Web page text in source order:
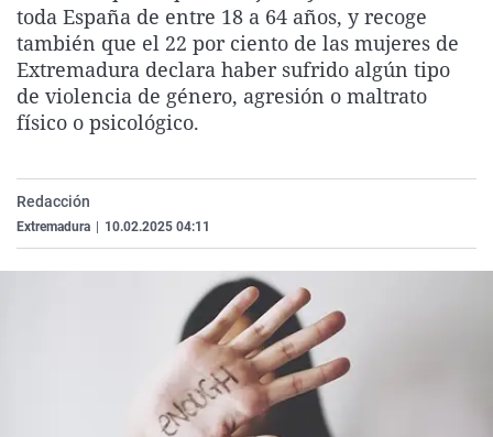
La rosa de los vientos
Gente viajera
Como el perro y el
Caso
Retornados
Equipo de
Extremadura
Galicia
La Rioja
Virales
Televisión
Elecciones
toda España de entre 18 a 64 años, y recoge
también que el 22 por ciento de las mujeres de
Extremadura declara haber sufrido algún tipo
de violencia de género, agresión o maltrato
físico o psicológico.
Redacción
Extremadura 10.02.2025 04:11